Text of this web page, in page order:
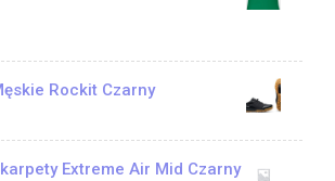
Rockit Czarny
Extreme Air Mid Czarny